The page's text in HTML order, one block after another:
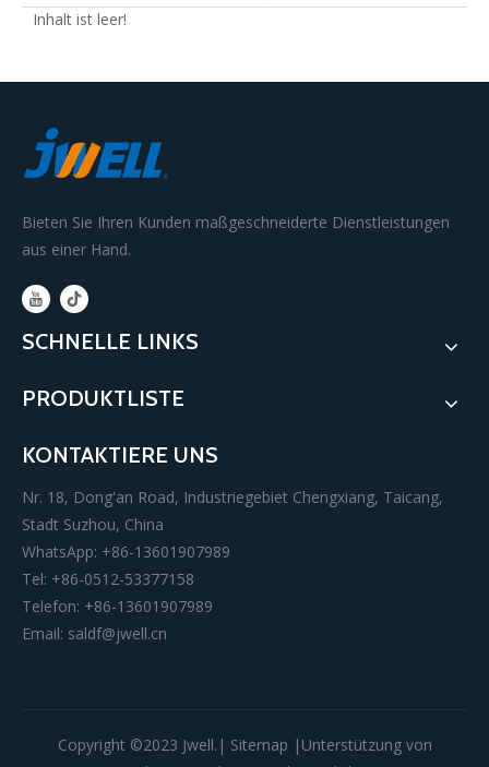
Inhalt ist leer!
Bieten Sie Ihren Kunden maßgeschneiderte Dienstleistungen
aus einer Hand.
SCHNELLE LINKS
PRODUKTLISTE
KONTAKTIERE UNS
Nr. 18, Dong'an Road, Industriegebiet Chengxiang, Taicang,
Stadt Suzhou, China
WhatsApp: +86-13601907989
Tel: +86-0512-53377158
Telefon: +86-13601907989
Email: saldf@jwell.cn
Copyright ©️2023 Jwell.| Sitemap |Unterstützung von